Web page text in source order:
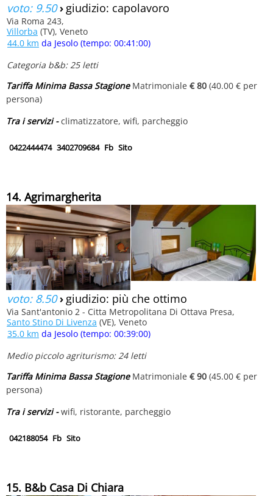
voto: 9.50› giudizio: capolavoro
Via Roma 243,
Villorba (TV), Veneto
44.0 km da Jesolo (tempo: 00:41:00)
Categoria b&b: 25 letti
Tariffa Minima Bassa StagioneMatrimoniale € 80 (40.00 € per
persona)
Tra i servizi -climatizzatore, wifi, parcheggio
0422444474 3402709684 Fb Sito
14. Agrimargherita
voto: 8.50› giudizio: più che ottimo
Via Sant'antonio 2 - Citta Metropolitana Di Ottava Presa,
Santo Stino Di Livenza (VE), Veneto
35.0 km da Jesolo (tempo: 00:39:00)
Medio piccolo agriturismo: 24 letti
Tariffa Minima Bassa StagioneMatrimoniale € 90 (45.00 € per
persona)
Tra i servizi -wifi, ristorante, parcheggio
042188054 Fb Sito
15. B&b Casa Di Chiara